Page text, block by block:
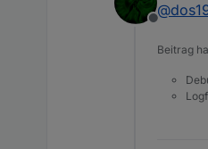
Offline
@
Beitrag